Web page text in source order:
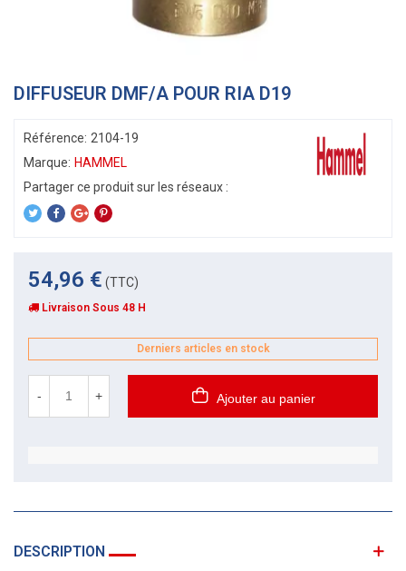
DIFFUSEUR DMF/A POUR RIA D19
Référence: 2104-19
Marque: HAMMEL
54,96 € (TTC)
Livraison Sous 48 H
Derniers articles en stock
- + Ajouter au panier
DESCRIPTION